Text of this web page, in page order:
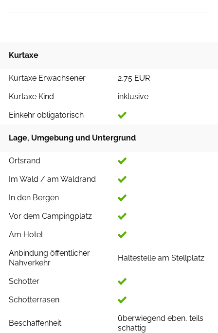
Kurtaxe
Kurtaxe Erwachsener
2,75 EUR
Kurtaxe Kind
inklusive
Einkehr obligatorisch
Lage, Umgebung und Untergrund
Ortsrand
Im Wald / am Waldrand
In den Bergen
Vor dem Campingplatz
Am Hotel
Anbindung öffentlicher
Nahverkehr
Haltestelle am Stellplatz
Schotter
Schotterrasen
Beschaffenheit
überwiegend eben, teils
schattig